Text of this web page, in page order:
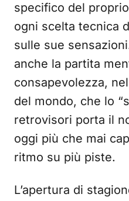
specifico del
ogni scelta tecnica
sulle sue
anche la partita
consapevolezza,
del mondo, che lo
retrovisori porta il
oggi più che mai
ritmo su più piste.
L’apertura di